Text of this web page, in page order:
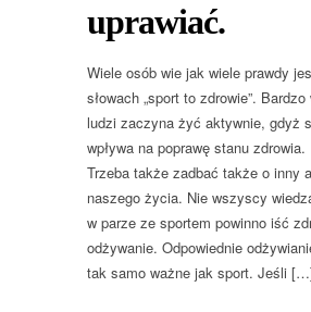
uprawiać.
Wiele osób wie jak wiele prawdy
słowach „sport to zdrowie”. Bardzo
ludzi zaczyna żyć aktywnie, gdyż
wpływa na poprawę stanu zdrowia.
Trzeba także zadbać także o inny
naszego życia. Nie wszyscy
w parze ze sportem powinno iść
odżywanie. Odpowiednie
tak samo ważne jak sport. Jeśli